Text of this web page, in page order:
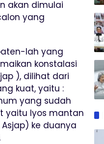
akan dimulai
yang
lah yang
konstalasi
), dilihat dari
kuat, yaitu :
yang sudah
yaitu Iyos mantan
ke duanya